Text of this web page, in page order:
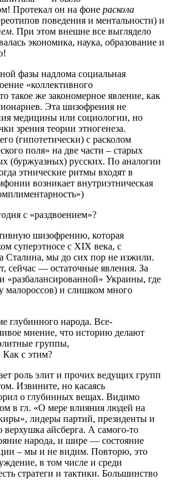
Протекал он на фоне раскола
поведения и ментальности) и
. При этом внешне все выглядело
экономика, наука, образование и
фазы надлома социальная
«коллективного
такое же закономерное явление, как
Эта шизофрения не
медицины или социологии, но
зрения теории этногенеза.
(гипотетически) с расколом
поля» на две части – старых
(буржуазных) русских. По аналогии
этнические ритмы входят в
возникает внутриэтническая
с «раздвоением»?
шизофрению, которая
суперэтносе с XIX века, с
Сталина, мы до сих пор не изжили.
сейчас — остаточные явления. За
«разбалансированной» Украины, где
малороссов) и слишком много
глубинного народа. Все-
мнение, что историю делают
группы,
с этим?
роль элит и прочих ведущих групп
Извините, но касаясь
о глубинных вещах. Видимо
в гл. «О мере влияния людей на
лидеры партий, президенты и
айсберга. А самого-то
народа, и шире — состояние
– мы и не видим. Повторю, это
в том числе и среди
стратеги и тактики. Большинство